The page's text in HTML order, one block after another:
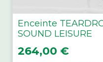
Enceinte
SOUND LEISURE
Prix
264,00 €